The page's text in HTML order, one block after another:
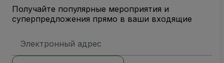
Получайте популярные мероприятия и
суперпредложения прямо в ваши входящие
электронной